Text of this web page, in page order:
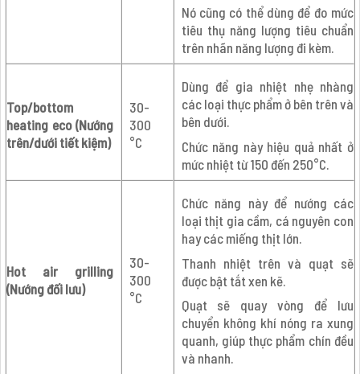
Nó cũng có thể dùng để đo mức
tiêu thụ năng lượng tiêu chuẩn
trên nhãn năng lượng đi kèm.
Top/bottom
heating eco (Nướng
trên/dưới tiết kiệm)
30-
300
°C
Dùng để gia nhiệt nhẹ nhàng
các loại thực phẩm ở bên trên và
bên dưới.
Chức năng này hiệu quả nhất ở
mức nhiệt từ 150 đến 250°C.
Hot air grilling
(Nướng đối lưu)
30-
300
°C
Chức năng này để nướng các
loại thịt gia cầm, cá nguyên con
hay các miếng thịt lớn.
Thanh nhiệt trên và quạt sẽ
được bật tắt xen kẽ.
Quạt sẽ quay vòng để lưu
chuyển không khí nóng ra xung
quanh, giúp thực phẩm chín đều
và nhanh.